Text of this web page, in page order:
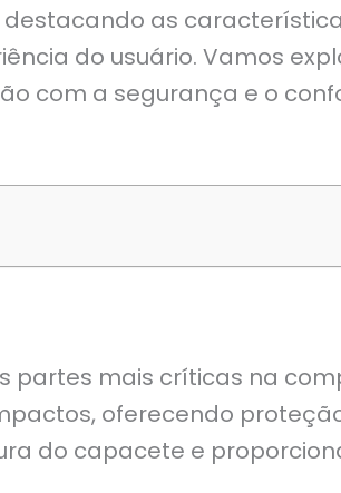
as
do usuário. Vamos
com a segurança e o
partes mais críticas na
oferecendo
do capacete e